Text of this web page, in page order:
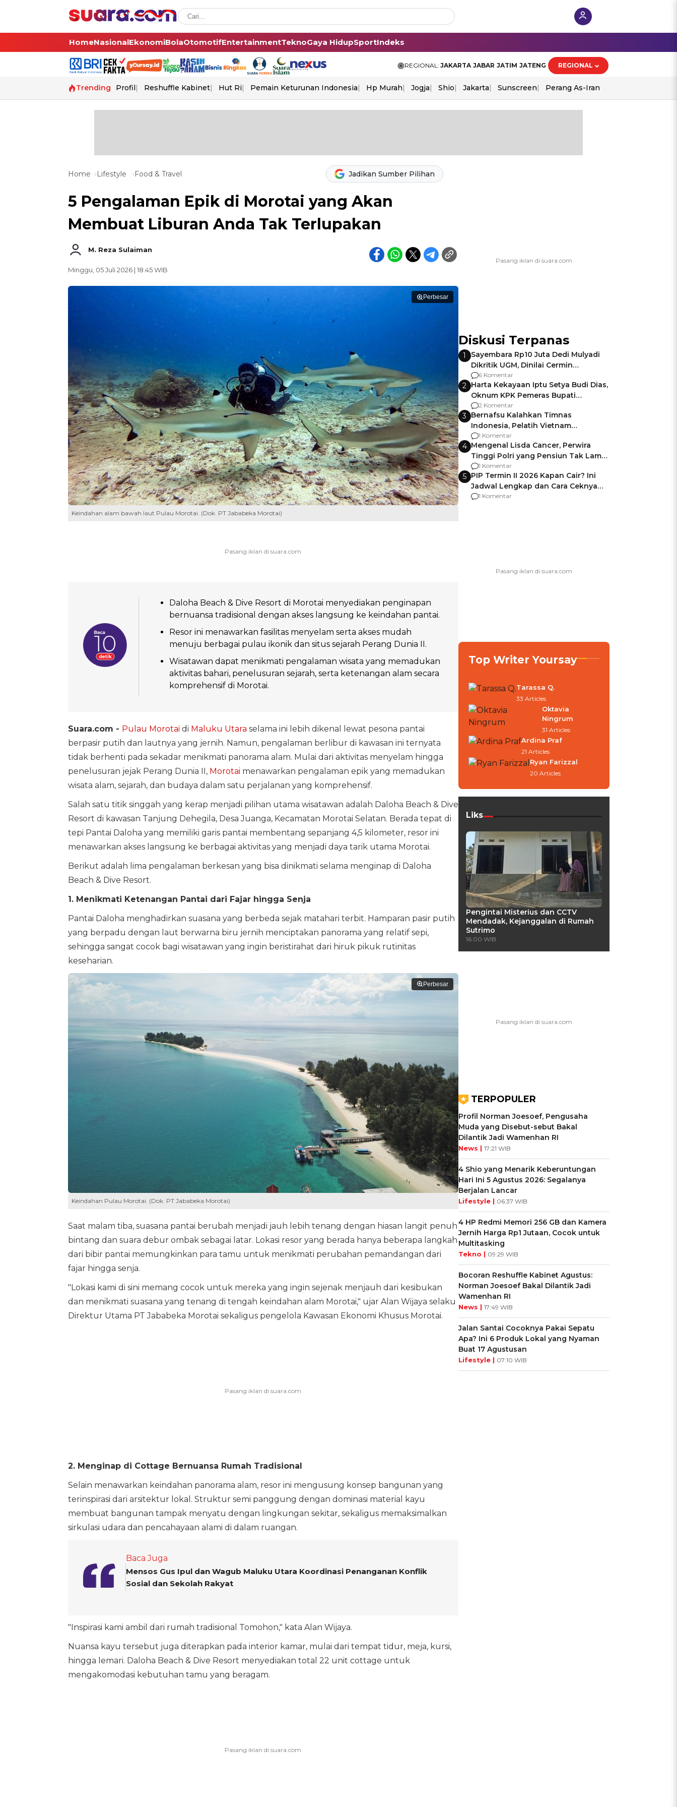
HomeNasionalEkonomiBolaOtomotifEntertainmentTeknoGaya HidupSportIndeks
REGIONAL: JAKARTA JABAR JATIM JATENG REGIONAL
Trending Profil Reshuffle Kabinet Hut Ri Pemain Keturunan Indonesia Hp Murah Jogja Shio Jakarta Sunscreen Perang As-Iran
Home Lifestyle Food & Travel Jadikan Sumber Pilihan
5 Pengalaman Epik di Morotai yang Akan
Membuat Liburan Anda Tak Terlupakan
M. Reza Sulaiman
Minggu, 05 Juli 2026 | 18:45 WIB
Perbesar
Keindahan alam bawah laut Pulau Morotai. (Dok. PT Jababeka Morotai)
Daloha Beach & Dive Resort di Morotai menyediakan penginapan
bernuansa tradisional dengan akses langsung ke keindahan pantai.
Resor ini menawarkan fasilitas menyelam serta akses mudah
menuju berbagai pulau ikonik dan situs sejarah Perang Dunia II.
Wisatawan dapat menikmati pengalaman wisata yang memadukan
aktivitas bahari, penelusuran sejarah, serta ketenangan alam secara
komprehensif di Morotai.
Suara.com - Pulau Morotai di Maluku Utara selama ini lebih dikenal lewat pesona pantai
berpasir putih dan lautnya yang jernih. Namun, pengalaman berlibur di kawasan ini ternyata
tidak berhenti pada sekadar menikmati panorama alam. Mulai dari aktivitas menyelam hingga
penelusuran jejak Perang Dunia II, Morotai menawarkan pengalaman epik yang memadukan
wisata alam, sejarah, dan budaya dalam satu perjalanan yang komprehensif.
Salah satu titik singgah yang kerap menjadi pilihan utama wisatawan adalah Daloha Beach & Dive
Resort di kawasan Tanjung Dehegila, Desa Juanga, Kecamatan Morotai Selatan. Berada tepat di
tepi Pantai Daloha yang memiliki garis pantai membentang sepanjang 4,5 kilometer, resor ini
menawarkan akses langsung ke berbagai aktivitas yang menjadi daya tarik utama Morotai.
Berikut adalah lima pengalaman berkesan yang bisa dinikmati selama menginap di Daloha
Beach & Dive Resort.
1. Menikmati Ketenangan Pantai dari Fajar hingga Senja
Pantai Daloha menghadirkan suasana yang berbeda sejak matahari terbit. Hamparan pasir putih
yang berpadu dengan laut berwarna biru jernih menciptakan panorama yang relatif sepi,
sehingga sangat cocok bagi wisatawan yang ingin beristirahat dari hiruk pikuk rutinitas
keseharian.
Perbesar
Keindahan Pulau Morotai. (Dok. PT Jababeka Morotai)
Saat malam tiba, suasana pantai berubah menjadi jauh lebih tenang dengan hiasan langit penuh
bintang dan suara debur ombak sebagai latar. Lokasi resor yang berada hanya beberapa langkah
dari bibir pantai memungkinkan para tamu untuk menikmati perubahan pemandangan dari
fajar hingga senja.
"Lokasi kami di sini memang cocok untuk mereka yang ingin sejenak menjauh dari kesibukan
dan menikmati suasana yang tenang di tengah keindahan alam Morotai," ujar Alan Wijaya selaku
Direktur Utama PT Jababeka Morotai sekaligus pengelola Kawasan Ekonomi Khusus Morotai.
2. Menginap di Cottage Bernuansa Rumah Tradisional
Selain menawarkan keindahan panorama alam, resor ini mengusung konsep bangunan yang
terinspirasi dari arsitektur lokal. Struktur semi panggung dengan dominasi material kayu
membuat bangunan tampak menyatu dengan lingkungan sekitar, sekaligus memaksimalkan
sirkulasi udara dan pencahayaan alami di dalam ruangan.
Baca Juga
Mensos Gus Ipul dan Wagub Maluku Utara Koordinasi Penanganan Konflik
Sosial dan Sekolah Rakyat
"Inspirasi kami ambil dari rumah tradisional Tomohon," kata Alan Wijaya.
Nuansa kayu tersebut juga diterapkan pada interior kamar, mulai dari tempat tidur, meja, kursi,
hingga lemari. Daloha Beach & Dive Resort menyediakan total 22 unit cottage untuk
mengakomodasi kebutuhan tamu yang beragam.
Diskusi Terpanas
1
Sayembara Rp10 Juta Dedi Mulyadi
Dikritik UGM, Dinilai Cermin
Gagalnya Negara Jamin Keamanan
6 Komentar
2 Harta Kekayaan Iptu Setya Budi Dias,
Oknum KPK Pemeras Bupati
Pemalang
2 Komentar
3 Bernafsu Kalahkan Timnas
Indonesia, Pelatih Vietnam
Berencana Pakai Jimat di Pakansari
1 Komentar
4 Mengenal Lisda Cancer, Perwira
Tinggi Polri yang Pensiun Tak Lama
Usai Jadi Brigjen
1 Komentar
5 PIP Termin II 2026 Kapan Cair? Ini
Jadwal Lengkap dan Cara Ceknya
agar Dana Tidak Hangus!
1 Komentar
Top Writer Yoursay
Tarassa Q.
33 Articles
Oktavia
Ningrum
31 Articles
Ardina Praf
21 Articles
Ryan Farizzal
20 Articles
Liks
Pengintai Misterius dan CCTV
Mendadak, Kejanggalan di Rumah
Sutrimo
16:00 WIB
TERPOPULER
Profil Norman Joesoef, Pengusaha
Muda yang Disebut-sebut Bakal
Dilantik Jadi Wamenhan RI
News | 17:21 WIB
4 Shio yang Menarik Keberuntungan
Hari Ini 5 Agustus 2026: Segalanya
Berjalan Lancar
Lifestyle | 06:37 WIB
4 HP Redmi Memori 256 GB dan Kamera
Jernih Harga Rp1 Jutaan, Cocok untuk
Multitasking
Tekno | 09:29 WIB
Bocoran Reshuffle Kabinet Agustus:
Norman Joesoef Bakal Dilantik Jadi
Wamenhan RI
News | 17:49 WIB
Jalan Santai Cocoknya Pakai Sepatu
Apa? Ini 6 Produk Lokal yang Nyaman
Buat 17 Agustusan
Lifestyle | 07:10 WIB